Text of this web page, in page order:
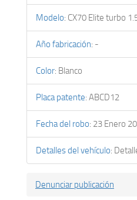
Modelo: CX70 Elite turbo
Año fabricación: -
Color: Blanco
Placa patente: ABCD12
Fecha del robo: 23 Enero
Detalles del vehículo:
Denunciar publicación